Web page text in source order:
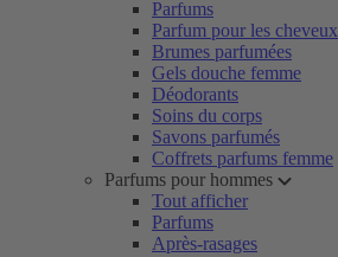
Parfums
Parfum pour les cheveux
Brumes parfumées
Gels douche femme
Déodorants
Soins du corps
Savons parfumés
Coffrets parfums femme
Parfums pour hommes
Tout afficher
Parfums
Après-rasages